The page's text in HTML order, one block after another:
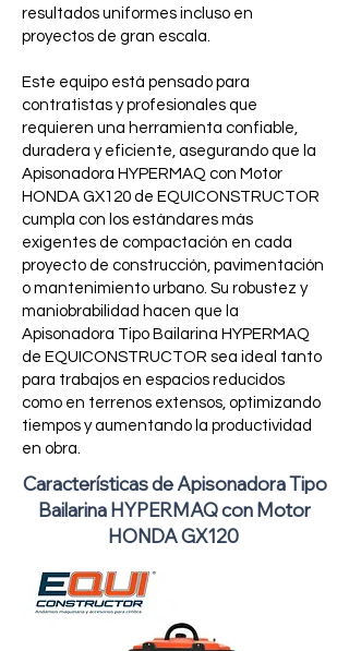
resultados uniformes incluso en
proyectos de gran escala.
Este equipo está pensado para
contratistas y profesionales que
requieren una herramienta confiable,
duradera y eficiente, asegurando que la
Apisonadora HYPERMAQ con Motor
HONDA GX120 de EQUICONSTRUCTOR
cumpla con los estándares más
exigentes de compactación en cada
proyecto de construcción, pavimentación
o mantenimiento urbano. Su robustez y
maniobrabilidad hacen que la
Apisonadora Tipo Bailarina HYPERMAQ
de EQUICONSTRUCTOR sea ideal tanto
para trabajos en espacios reducidos
como en terrenos extensos, optimizando
tiempos y aumentando la productividad
en obra.
Características de Apisonadora Tipo
Bailarina HYPERMAQ con Motor
HONDA GX120